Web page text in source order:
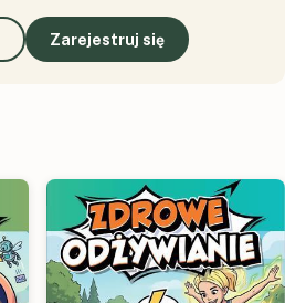
Zarejestruj się